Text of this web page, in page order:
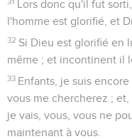
Lors donc qu'il fut
l'homme est glorifié, et
32 Si Dieu est glorifié en
même ; et incontinent il
33 Enfants, je suis
vous me chercherez ;
je vais, vous, vous ne
maintenant à vous.